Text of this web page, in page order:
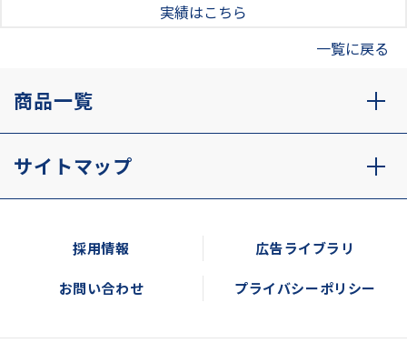
実績はこちら
一覧に戻る
商品一覧
サイトマップ
採用情報 広告ライブラリ
お問い合わせ プライバシーポリシー